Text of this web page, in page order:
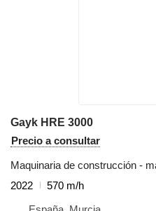
Gayk HRE 3000
Precio a consultar
Maquinaria de construcción -
2022
570 m/h